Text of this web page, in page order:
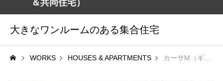
WORK FLOW 設計及び監理の流れ
＆共同住宅）
大きなワンルームのある集合住宅
WORKS HOUSES & APARTMENTS カーサM（ギャラリーカフェ＆共同住宅）